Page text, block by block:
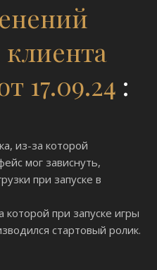
17.09.24 :
из-за которой
мог зависнуть,
при запуске в
при запуске игры
стартовый ролик.